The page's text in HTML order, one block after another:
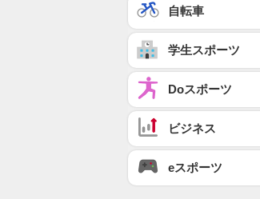
自転車
学生スポーツ
Doスポーツ
ビジネス
eスポーツ